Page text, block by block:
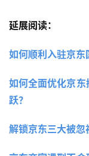
延展阅读：
如何顺利入驻京东
如何全面优化京
跃？
解锁京东三大被忽